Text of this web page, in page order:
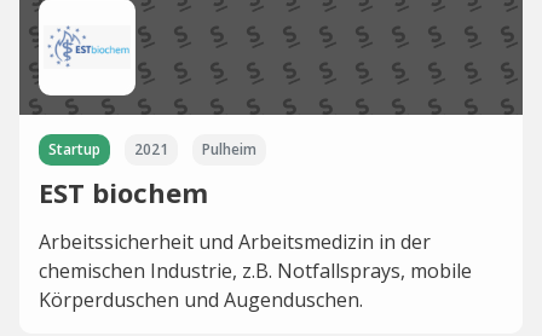
Startup 2021 Pulheim
EST biochem
Arbeitssicherheit und Arbeitsmedizin in der
chemischen Industrie, z.B. Notfallsprays, mobile
Körperduschen und Augenduschen.